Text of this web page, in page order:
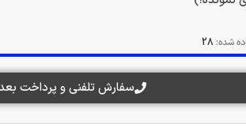
شده: 28
سفارش تلفنی و پرداخت